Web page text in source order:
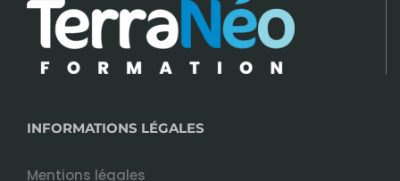
INFORMATIONS LÉGALES
Mentions légales